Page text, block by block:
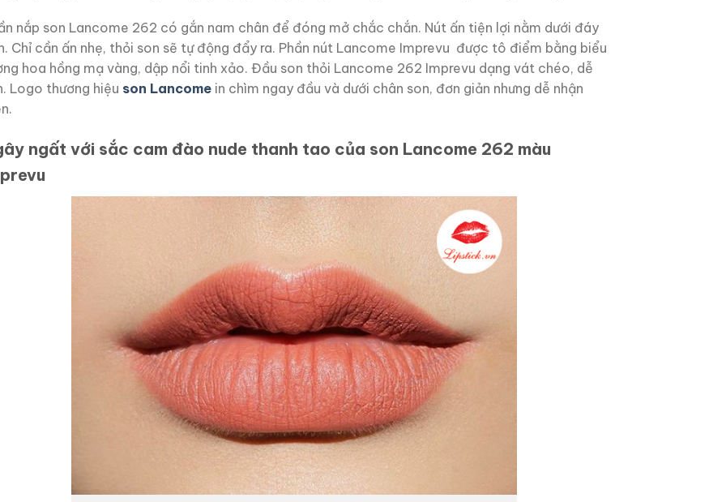
nắp son Lancome 262 có gắn nam chân để đóng mở chắc chắn. Nút ấn tiện lợi nằm dưới đáy
Chỉ cần ấn nhẹ, thỏi son sẽ tự động đẩy ra. Phần nút Lancome Imprevu được tô điểm bằng biểu
hoa hồng mạ vàng, dập nổi tinh xảo. Đầu son thỏi Lancome 262 Imprevu dạng vát chéo, dễ
Logo thương hiệu son Lancomein chìm ngay đầu và dưới chân son, đơn giản nhưng dễ nhận
ngất với sắc cam đào nude thanh tao của son Lancome 262 màu